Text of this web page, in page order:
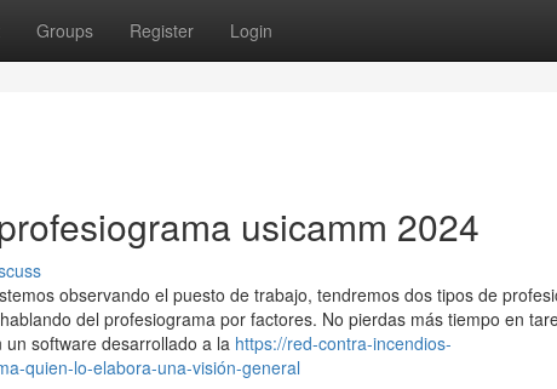
Groups Register Login
usicamm 2024
observando el puesto de trabajo, tendremos dos tipos de
del profesiograma por factores. No pierdas más tiempo en
software desarrollado a la https://red-contra-incendios-
quien-lo-elabora-una-visión-general